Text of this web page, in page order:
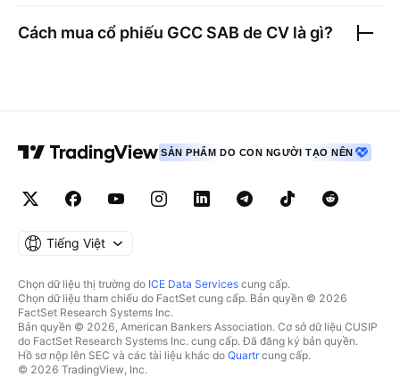
Cách mua cổ phiếu GCC SAB de CV là gì?
SẢN PHẨM DO CON NGƯỜI TẠO NÊN
Tiếng Việt
Chọn dữ liệu thị trường do ICE Data Services cung cấp.
Chọn dữ liệu tham chiếu do FactSet cung cấp. Bản quyền © 2026
FactSet Research Systems Inc.
Bản quyền © 2026, American Bankers Association. Cơ sở dữ liệu CUSIP
do FactSet Research Systems Inc. cung cấp. Đã đăng ký bản quyền.
Hồ sơ nộp lên SEC và các tài liệu khác do Quartrcung cấp.
© 2026 TradingView, Inc.